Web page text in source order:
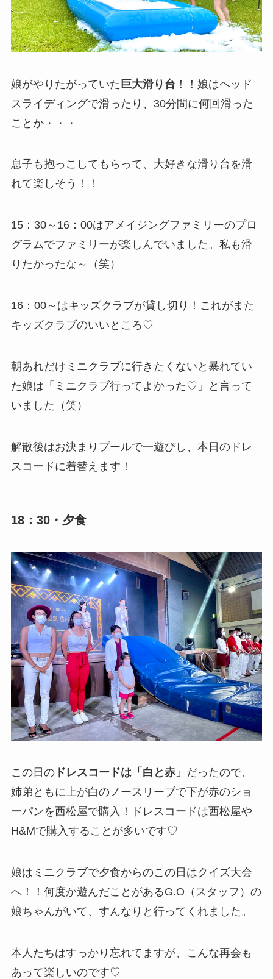
娘がやりたがっていた 巨大滑り台 ！！娘はヘッド
スライディングで滑ったり、30分間に何回滑った
ことか・・・
息子も抱っこしてもらって、大好きな滑り台を滑
れて楽しそう！！
15：30～16：00はアメイジングファミリーのプロ
グラムでファミリーが楽しんでいました。私も滑
りたかったな～（笑）
16：00～はキッズクラブが貸し切り！これがまた
キッズクラブのいいところ♡
朝あれだけミニクラブに行きたくないと暴れてい
た娘は「ミニクラブ行ってよかった♡」と言って
いました（笑）
解散後はお決まりプールで一遊びし、本日のドレ
スコードに着替えます！
18：30・夕食
この日のドレスコードは「白と赤」 だったので、
姉弟ともに上が白のノースリーブで下が赤のショ
ーパンを西松屋で購入！ドレスコードは西松屋や
H&Mで購入することが多いです♡
娘はミニクラブで夕食からのこの日はクイズ大会
へ！！何度か遊んだことがあるG.O（スタッフ）の
娘ちゃんがいて、すんなりと行ってくれました。
本人たちはすっかり忘れてますが、こんな再会も
あって楽しいのです♡